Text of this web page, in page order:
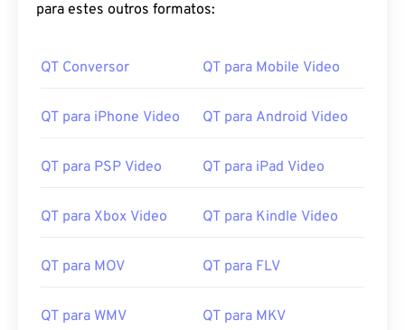
para estes outros formatos:
QT Conversor QT para Mobile Video
QT para iPhone Video QT para Android Video
QT para PSP Video QT para iPad Video
QT para Xbox Video QT para Kindle Video
QT para MOV QT para FLV
QT para WMV QT para MKV